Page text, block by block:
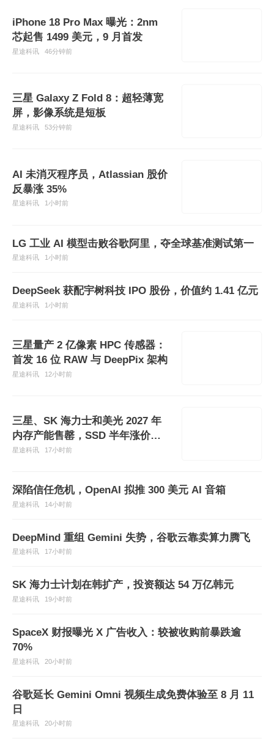
iPhone 18 Pro Max 曝光：2nm
芯起售 1499 美元，9 月首发
星途科讯 46分钟前
三星 Galaxy Z Fold 8：超轻薄宽
屏，影像系统是短板
星途科讯 53分钟前
AI 未消灭程序员，Atlassian 股价
反暴涨 35%
星途科讯 1小时前
LG 工业 AI 模型击败谷歌阿里，夺全球基准测试第一
星途科讯 1小时前
DeepSeek 获配宇树科技 IPO 股份，价值约 1.41 亿元
星途科讯 1小时前
三星量产 2 亿像素 HPC 传感器：
首发 16 位 RAW 与 DeepPix 架构
星途科讯 12小时前
三星、SK 海力士和美光 2027 年
内存产能售罄，SSD 半年涨价
52%
星途科讯 17小时前
深陷信任危机，OpenAI 拟推 300 美元 AI 音箱
星途科讯 14小时前
DeepMind 重组 Gemini 失势，谷歌云靠卖算力腾飞
星途科讯 17小时前
SK 海力士计划在韩扩产，投资额达 54 万亿韩元
星途科讯 19小时前
SpaceX 财报曝光 X 广告收入：较被收购前暴跌逾
70%
星途科讯 20小时前
谷歌延长 Gemini Omni 视频生成免费体验至 8 月 11
日
星途科讯 20小时前